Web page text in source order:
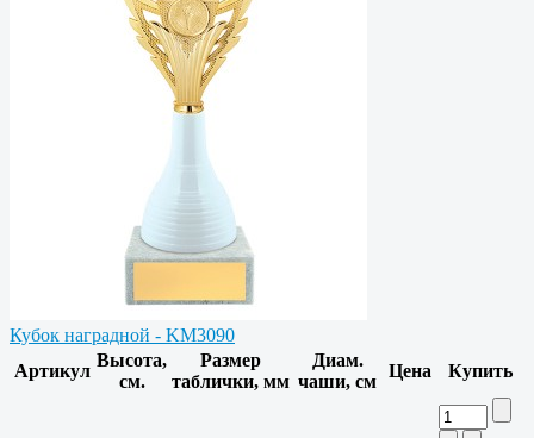
Кубок наградной - KM3090
Артикул
Высота,
см.
Размер
таблички, мм
Диам.
чаши, см
Цена Купить